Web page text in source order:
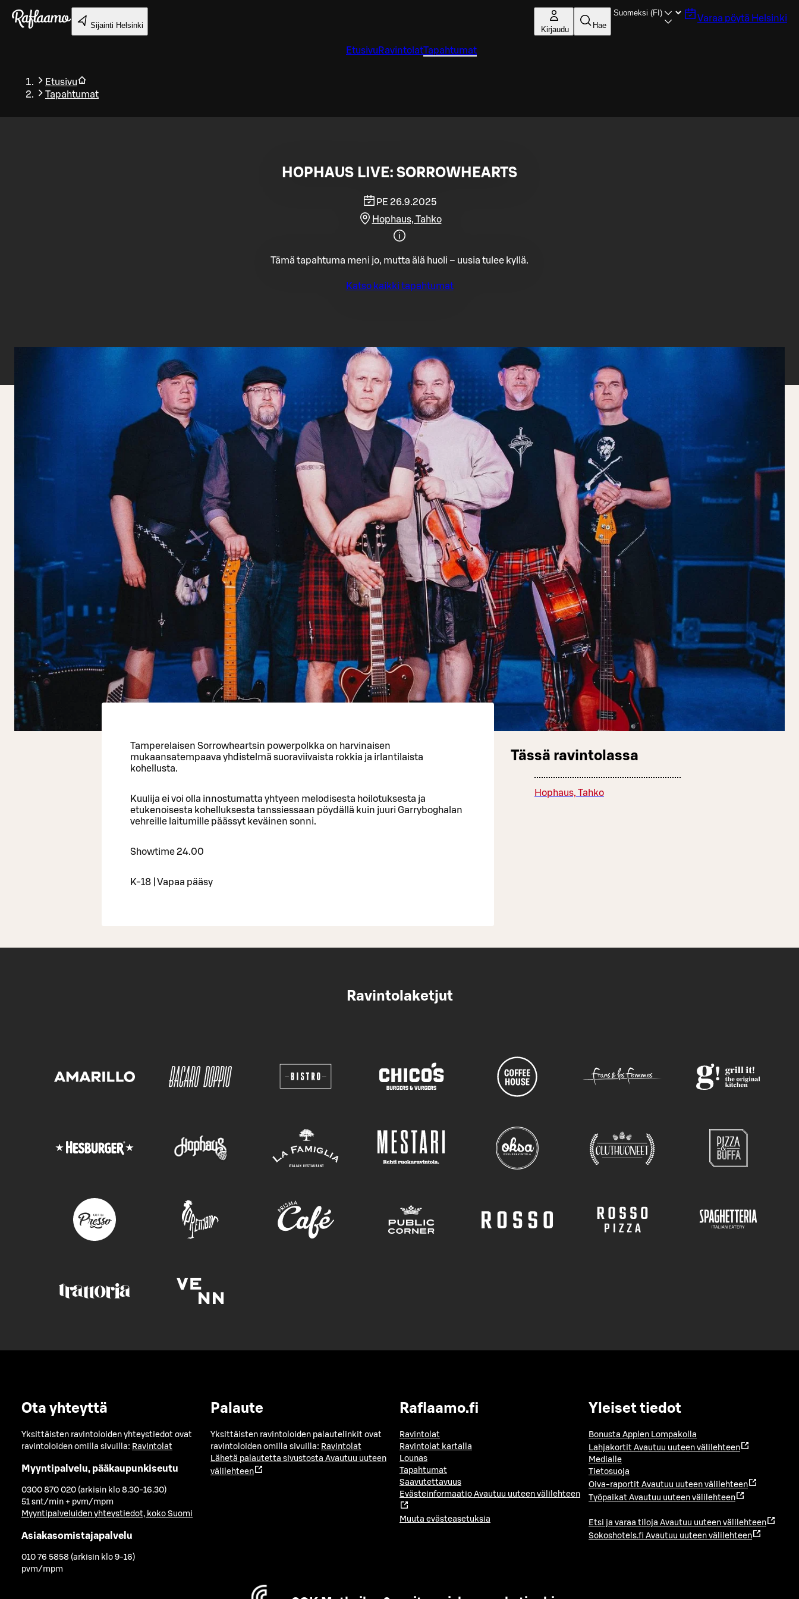
Siirry pääsisältöön
Sijainti Helsinki Kirjaudu Hae
Varaa pöytä Helsinki
Etusivu RavintolatTapahtumat
Etusivu
Tapahtumat
Takaisin
HOPHAUS LIVE: SORROWHEARTS
PE 26.9.2025
Hophaus, Tahko
Tämä tapahtuma meni jo, mutta älä huoli – uusia tulee kyllä.
Katso kaikki tapahtumat
Tamperelaisen Sorrowheartsin powerpolkka on harvinaisen
mukaansatempaava yhdistelmä suoraviivaista rokkia ja irlantilaista
kohellusta.
Kuulija ei voi olla innostumatta yhtyeen melodisesta hoilotuksesta ja
etukenoisesta kohelluksesta tanssiessaan pöydällä kuin juuri Garryboghalan
vehreille laitumille päässyt keväinen sonni.
Showtime 24.00
K-18 | Vapaa pääsy
Tässä ravintolassa
Hophaus, Tahko
Ravintolaketjut
Ota yhteyttä
Yksittäisten ravintoloiden yhteystiedot ovat
ravintoloiden omilla sivuilla: Ravintolat
Myyntipalvelu, pääkaupunkiseutu
0300 870 020 (arkisin klo 8.30-16.30)
51 snt/min + pvm/mpm
Myyntipalveluiden yhteystiedot, koko Suomi
Asiakasomistajapalvelu
010 76 5858 (arkisin klo 9-16)
pvm/mpm
Palaute
Yksittäisten ravintoloiden palautelinkit ovat
ravintoloiden omilla sivuilla: Ravintolat
Lähetä palautetta sivustosta Avautuu uuteen
välilehteen
Raflaamo.fi
Ravintolat
Ravintolat kartalla
Lounas
Tapahtumat
Saavutettavuus
Evästeinformaatio Avautuu uuteen välilehteen
Muuta evästeasetuksia
Yleiset tiedot
Bonusta Applen Lompakolla
Lahjakortit Avautuu uuteen välilehteen
Medialle
Tietosuoja
Oiva-raportit Avautuu uuteen välilehteen
Työpaikat Avautuu uuteen välilehteen
Etsi ja varaa tiloja Avautuu uuteen välilehteen
Sokoshotels.fi Avautuu uuteen välilehteen